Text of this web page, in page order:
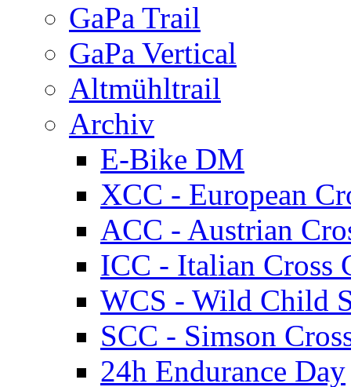
GaPa Trail
GaPa Vertical
Altmühltrail
Archiv
E-Bike DM
XCC - European
ACC - Austrian
ICC - Italian Cross
WCS - Wild Child
SCC - Simson
24h Endurance Day